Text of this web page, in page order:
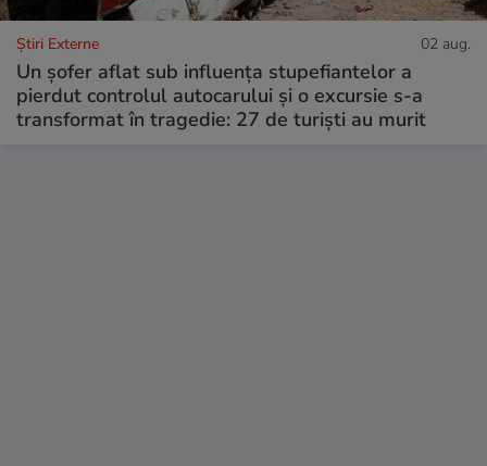
Știri Externe 02 aug.
Un șofer aflat sub influența stupefiantelor a
pierdut controlul autocarului și o excursie s-a
transformat în tragedie: 27 de turiști au murit